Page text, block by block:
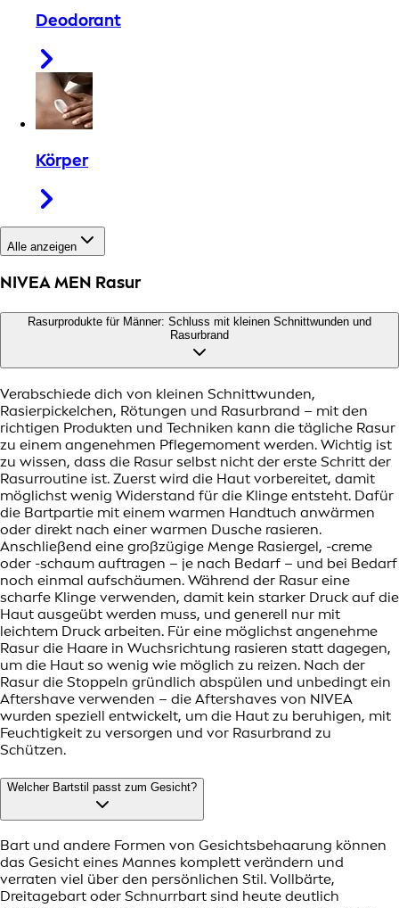
Deodorant
Körper
Alle anzeigen
NIVEA MEN Rasur
Rasurprodukte für Männer: Schluss mit kleinen Schnittwunden und
Rasurbrand
Verabschiede dich von kleinen Schnittwunden,
Rasierpickelchen, Rötungen und Rasurbrand – mit den
richtigen Produkten und Techniken kann die tägliche Rasur
zu einem angenehmen Pflegemoment werden. Wichtig ist
zu wissen, dass die Rasur selbst nicht der erste Schritt der
Rasurroutine ist. Zuerst wird die Haut vorbereitet, damit
möglichst wenig Widerstand für die Klinge entsteht. Dafür
die Bartpartie mit einem warmen Handtuch anwärmen
oder direkt nach einer warmen Dusche rasieren.
Anschließend eine großzügige Menge Rasiergel, -creme
oder -schaum auftragen – je nach Bedarf – und bei Bedarf
noch einmal aufschäumen. Während der Rasur eine
scharfe Klinge verwenden, damit kein starker Druck auf die
Haut ausgeübt werden muss, und generell nur mit
leichtem Druck arbeiten. Für eine möglichst angenehme
Rasur die Haare in Wuchsrichtung rasieren statt dagegen,
um die Haut so wenig wie möglich zu reizen. Nach der
Rasur die Stoppeln gründlich abspülen und unbedingt ein
Aftershave verwenden – die Aftershaves von NIVEA
wurden speziell entwickelt, um die Haut zu beruhigen, mit
Feuchtigkeit zu versorgen und vor Rasurbrand zu
Schützen.
Welcher Bartstil passt zum Gesicht?
Bart und andere Formen von Gesichtsbehaarung können
das Gesicht eines Mannes komplett verändern und
verraten viel über den persönlichen Stil. Vollbärte,
Dreitagebart oder Schnurrbart sind heute deutlich